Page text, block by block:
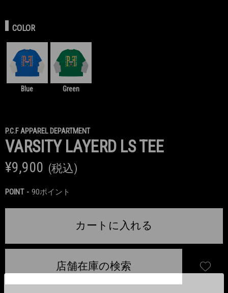
COLOR
Blue Green
P.C.F APPAREL DEPARTMENT
VARSITY LAYERD LS TEE
¥9,900 (税込)
POINT 90ポイント
カートに入れる
店舗在庫の検索